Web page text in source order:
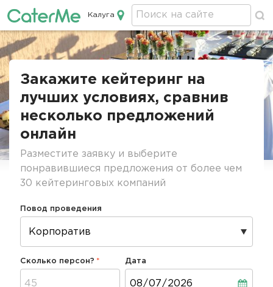
Кейтеринг в Калуге
Калуга
Строка
Закажите кейтеринг на
лучших условиях, сравнив
несколько предложений
онлайн
Разместите заявку и выберите
понравившиеся предложения от более чем
30 кейтеринговых компаний
Повод проведения
Сколько персон? Дата